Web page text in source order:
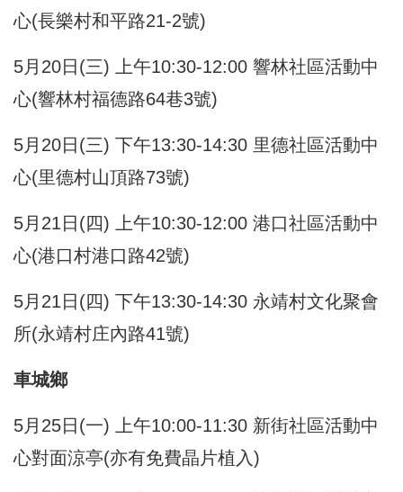
心(長樂村和平路21-2號)
5月20日(三) 上午10:30-12:00 響林社區活動中
心(響林村福德路64巷3號)
5月20日(三) 下午13:30-14:30 里德社區活動中
心(里德村山頂路73號)
5月21日(四) 上午10:30-12:00 港口社區活動中
心(港口村港口路42號)
5月21日(四) 下午13:30-14:30 永靖村文化聚會
所(永靖村庄內路41號)
車城鄉
5月25日(一) 上午10:00-11:30 新街社區活動中
心對面涼亭(亦有免費晶片植入)